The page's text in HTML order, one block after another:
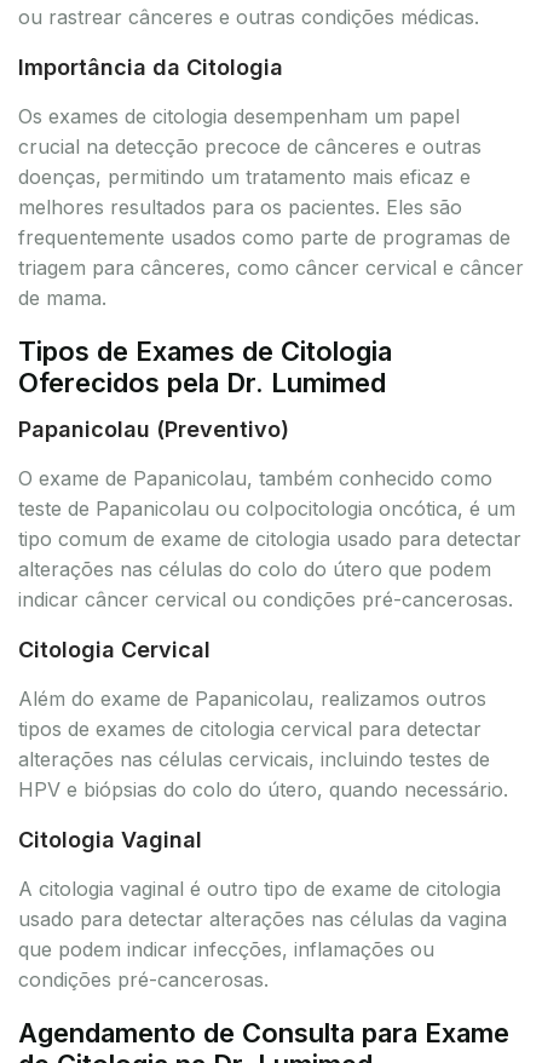
ou rastrear cânceres e outras condições médicas.
Importância da Citologia
Os exames de citologia desempenham um papel
crucial na detecção precoce de cânceres e outras
doenças, permitindo um tratamento mais eficaz e
melhores resultados para os pacientes. Eles são
frequentemente usados como parte de programas de
triagem para cânceres, como câncer cervical e câncer
de mama.
Tipos de Exames de Citologia
Oferecidos pela Dr. Lumimed
Papanicolau (Preventivo)
O exame de Papanicolau, também conhecido como
teste de Papanicolau ou colpocitologia oncótica, é um
tipo comum de exame de citologia usado para detectar
alterações nas células do colo do útero que podem
indicar câncer cervical ou condições pré-cancerosas.
Citologia Cervical
Além do exame de Papanicolau, realizamos outros
tipos de exames de citologia cervical para detectar
alterações nas células cervicais, incluindo testes de
HPV e biópsias do colo do útero, quando necessário.
Citologia Vaginal
A citologia vaginal é outro tipo de exame de citologia
usado para detectar alterações nas células da vagina
que podem indicar infecções, inflamações ou
condições pré-cancerosas.
Agendamento de Consulta para Exame